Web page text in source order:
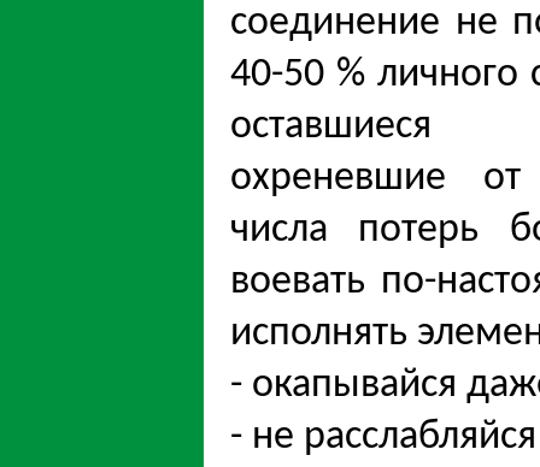
соединение не
40-50 % личного
охреневшие от
числа потерь
воевать по-
исполнять
- окапывайся
- не